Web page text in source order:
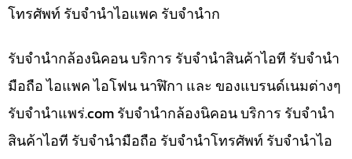
โทรศัพท์ รับจำนำไอแพค รับจำนำก
รับจำนำกล้องนิคอน บริการ รับจำนำสินค้าไอที รับจำนำ
มือถือ ไอแพค ไอโฟน นาฬิกา และ ของแบรนด์เนมต่างๆ
รับจํานําแพร่.com รับจำนำกล้องนิคอน บริการ รับจำนำ
สินค้าไอที รับจำนำมือถือ รับจำนำโทรศัพท์ รับจำนำไอ